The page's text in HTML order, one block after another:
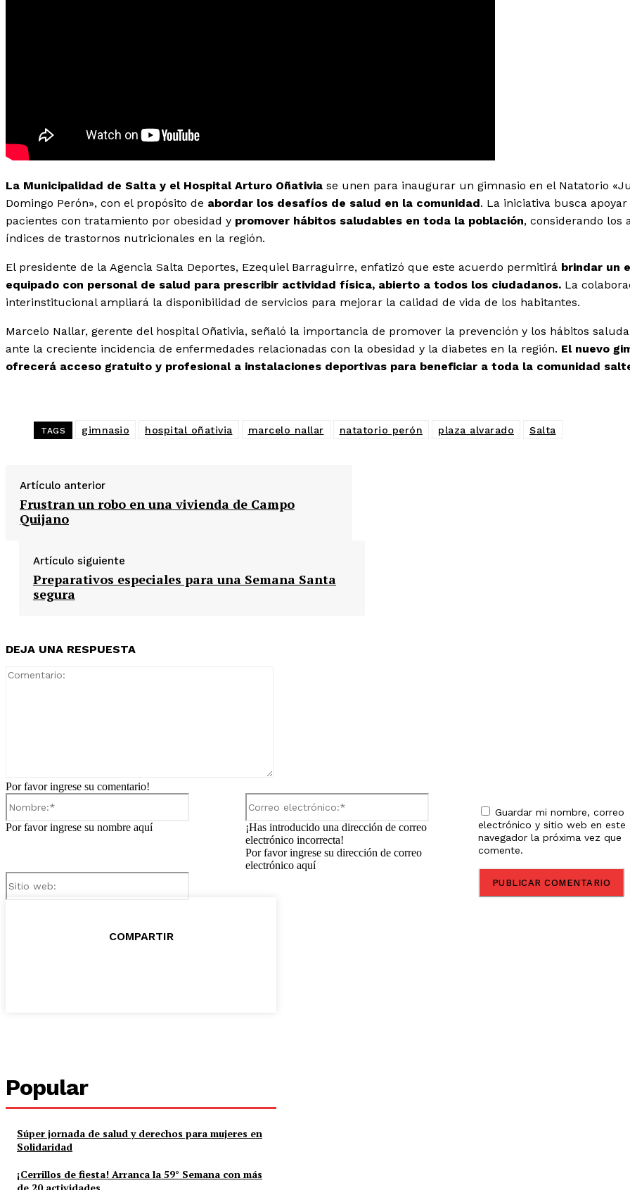
La Municipalidad de Salta y el Hospital Arturo Oñativia se unen para inaugurar un gimnasio en el Natatorio
Domingo Perón», con el propósito de abordar los desafíos de salud en la comunidad. La iniciativa busca apoyar
pacientes con tratamiento por obesidad y promover hábitos saludables en toda la población, considerando los
índices de trastornos nutricionales en la región.
El presidente de la Agencia Salta Deportes, Ezequiel Barraguirre, enfatizó que este acuerdo permitirá brindar un
equipado con personal de salud para prescribir actividad física, abierto a todos los ciudadanos. La
interinstitucional ampliará la disponibilidad de servicios para mejorar la calidad de vida de los habitantes.
Marcelo Nallar, gerente del hospital Oñativia, señaló la importancia de promover la prevención y los hábitos
ante la creciente incidencia de enfermedades relacionadas con la obesidad y la diabetes en la región. El nuevo
ofrecerá acceso gratuito y profesional a instalaciones deportivas para beneficiar a toda la comunidad
TAGS gimnasio hospital oñativia marcelo nallar natatorio perón plaza alvarado Salta
Artículo anterior
Frustran un robo en una vivienda de Campo
Quijano
Artículo siguiente
Preparativos especiales para una Semana Santa
segura
DEJA UNA RESPUESTA
Por favor ingrese su comentario!
Por favor ingrese su nombre aquí
Correo
electrónico:*
¡Has introducido una dirección de correo
electrónico incorrecta!
Por favor ingrese su dirección de correo
electrónico aquí
Guardar mi nombre, correo
electrónico y sitio web en este
navegador la próxima vez que
comente.
COMPARTIR
Popular
Súper jornada de salud y derechos para mujeres en
Solidaridad
¡Cerrillos de fiesta! Arranca la 59° Semana con más